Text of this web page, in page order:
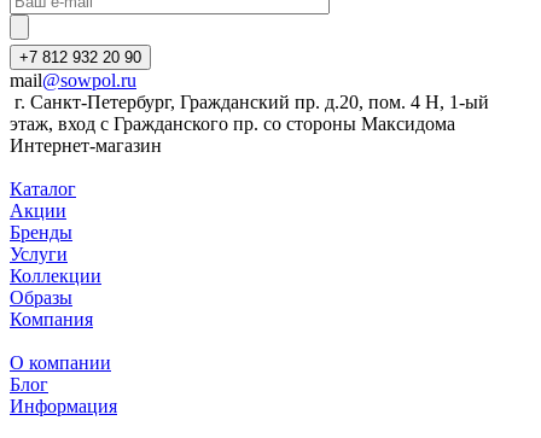
+7 812 932 20 90
mail@sowpol.ru
г. Санкт-Петербург, Гражданский пр. д.20, пом. 4 Н, 1-ый
этаж, вход с Гражданского пр. со стороны Максидома
Интернет-магазин
Каталог
Акции
Бренды
Услуги
Коллекции
Образы
Компания
О компании
Блог
Информация